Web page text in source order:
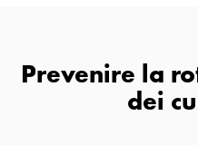
Prevenire la
dei